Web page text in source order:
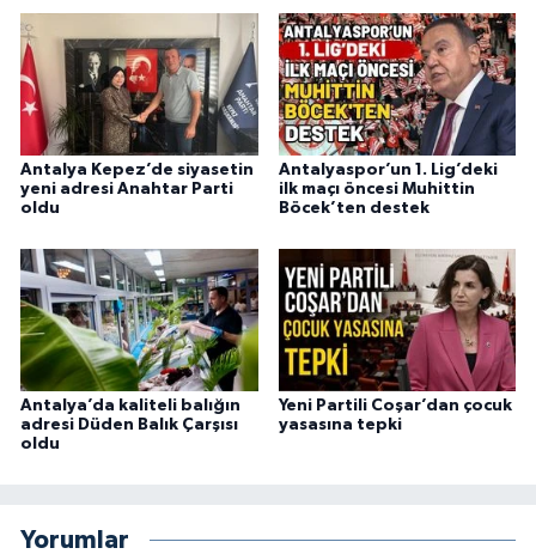
Antalya Kepez’de siyasetin
yeni adresi Anahtar Parti
oldu
Antalyaspor’un 1. Lig’deki
ilk maçı öncesi Muhittin
Böcek’ten destek
Antalya’da kaliteli balığın
adresi Düden Balık Çarşısı
oldu
Yeni Partili Coşar’dan çocuk
yasasına tepki
Yorumlar